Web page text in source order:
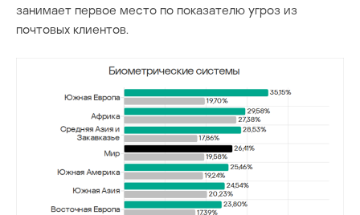
занимает первое место по показателю угроз из
почтовых клиентов.